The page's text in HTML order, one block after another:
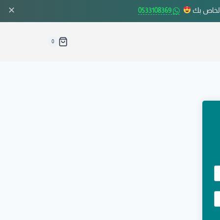
بك 0533108369
✕
0